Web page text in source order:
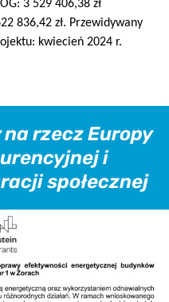
3 529 406,38 zł
836,42 zł. Przewidywany
kwiecień 2024 r.
na rzecz Europy
i
społecznej